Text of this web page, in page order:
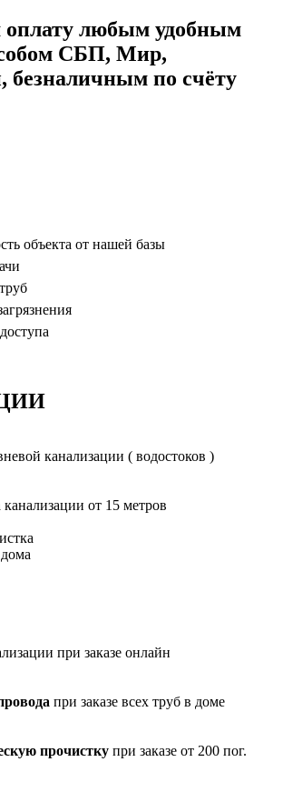
любым удобным
СБП, Мир,
по счёту
объекта от нашей базы
канализации ( водостоков )
от 15 метров
при заказе онлайн
при заказе всех труб в доме
прочистку при заказе от 200 пог.